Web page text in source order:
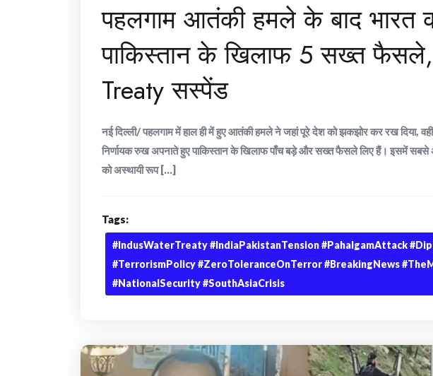
पहलगाम आतंकी हमले के बाद भारत
पाकिस्तान के खिलाफ 5 सख्त
Treaty सस्पेंड
नई दिल्ली/ पहलगाम में हाल ही में हुए आतंकी हमले ने जहां पूरे देश को झकझोर कर रख दिया,
निर्णायक रुख अपनाते हुए पाकिस्तान के खिलाफ पाँच बड़े और सख्त फैसले लिए हैं। इसमें
को अस्थायी रूप [...]
Tags:
#IndusWaterTreaty #IndiaPakistanTension #PahalgamAttack
#TerrorismPolicy #ZeroToleranceOnTerror #BreakingNews
#NationalSecurity #SouthAsiaCrisis